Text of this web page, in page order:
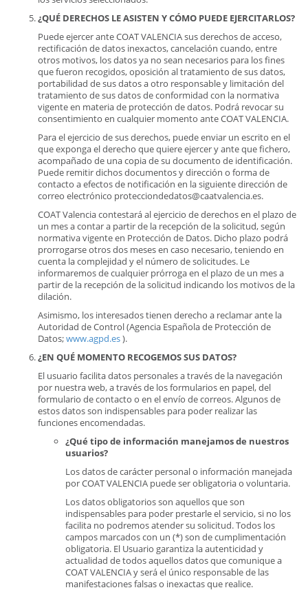
¿QUÉ DERECHOS LE ASISTEN Y CÓMO PUEDE EJERCITARLOS?
Puede ejercer ante COAT VALENCIA sus derechos de acceso,
rectificación de datos inexactos, cancelación cuando, entre
otros motivos, los datos ya no sean necesarios para los fines
que fueron recogidos, oposición al tratamiento de sus datos,
portabilidad de sus datos a otro responsable y limitación del
tratamiento de sus datos de conformidad con la normativa
vigente en materia de protección de datos. Podrá revocar su
consentimiento en cualquier momento ante COAT VALENCIA.
Para el ejercicio de sus derechos, puede enviar un escrito en el
que exponga el derecho que quiere ejercer y ante que fichero,
acompañado de una copia de su documento de identificación.
Puede remitir dichos documentos y dirección o forma de
contacto a efectos de notificación en la siguiente dirección de
correo electrónico protecciondedatos@caatvalencia.es.
COAT Valencia contestará al ejercicio de derechos en el plazo de
un mes a contar a partir de la recepción de la solicitud, según
normativa vigente en Protección de Datos. Dicho plazo podrá
prorrogarse otros dos meses en caso necesario, teniendo en
cuenta la complejidad y el número de solicitudes. Le
informaremos de cualquier prórroga en el plazo de un mes a
partir de la recepción de la solicitud indicando los motivos de la
dilación.
Asimismo, los interesados tienen derecho a reclamar ante la
Autoridad de Control (Agencia Española de Protección de
Datos;www.agpd.es).
¿EN QUÉ MOMENTO RECOGEMOS SUS DATOS?
El usuario facilita datos personales a través de la navegación
por nuestra web, a través de los formularios en papel, del
formulario de contacto o en el envío de correos. Algunos de
estos datos son indispensables para poder realizar las
funciones encomendadas.
¿Qué tipo de información manejamos de nuestros
usuarios?
Los datos de carácter personal o información manejada
por COAT VALENCIA puede ser obligatoria o voluntaria.
Los datos obligatorios son aquellos que son
indispensables para poder prestarle el servicio, si no los
facilita no podremos atender su solicitud. Todos los
campos marcados con un (*) son de cumplimentación
obligatoria. El Usuario garantiza la autenticidad y
actualidad de todos aquellos datos que comunique a
COAT VALENCIA y será el único responsable de las
manifestaciones falsas o inexactas que realice.